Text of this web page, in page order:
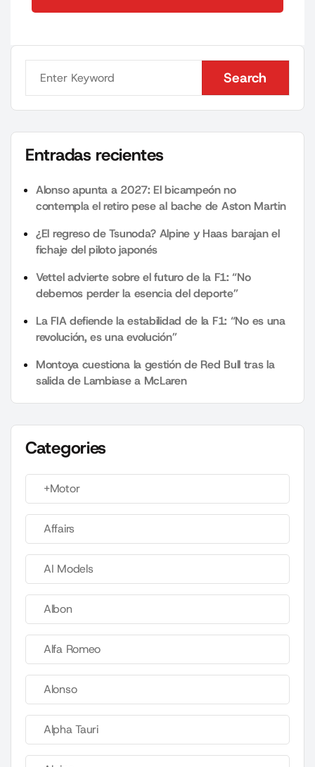
Search
Search
Entradas recientes
Alonso apunta a 2027: El bicampeón no
contempla el retiro pese al bache de Aston Martin
¿El regreso de Tsunoda? Alpine y Haas barajan el
fichaje del piloto japonés
Vettel advierte sobre el futuro de la F1: “No
debemos perder la esencia del deporte”
La FIA defiende la estabilidad de la F1: “No es una
revolución, es una evolución”
Montoya cuestiona la gestión de Red Bull tras la
salida de Lambiase a McLaren
Categories
+Motor
Affairs
AI Models
Albon
Alfa Romeo
Alonso
Alpha Tauri